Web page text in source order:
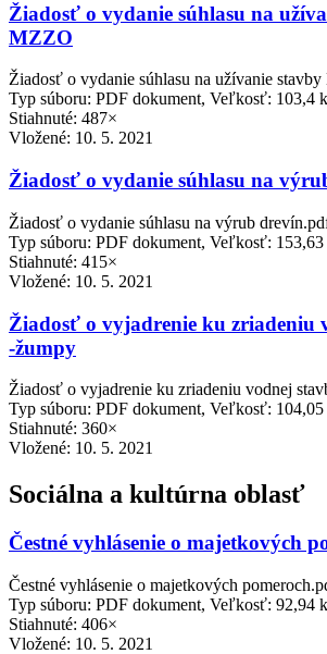
Žiadosť o vydanie súhlasu na
MZZO
Žiadosť o vydanie súhlasu na užívanie
Typ súboru: PDF dokument, Veľkosť: 103,4
Stiahnuté: 487×
Vložené: 10. 5. 2021
Žiadosť o vydanie súhlasu na
Žiadosť o vydanie súhlasu na výrub
Typ súboru: PDF dokument, Veľkosť:
Stiahnuté: 415×
Vložené: 10. 5. 2021
Žiadosť o vyjadrenie ku zriadeniu
-žumpy
Žiadosť o vyjadrenie ku zriadeniu vodnej
Typ súboru: PDF dokument, Veľkosť:
Stiahnuté: 360×
Vložené: 10. 5. 2021
Sociálna a kultúrna oblasť
Čestné vyhlásenie o majetkových
Čestné vyhlásenie o majetkových
Typ súboru: PDF dokument, Veľkosť: 92,94
Stiahnuté: 406×
Vložené: 10. 5. 2021